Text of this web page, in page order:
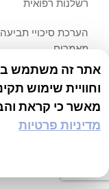
רשלנות רפואית
הערכת סיכויי תביעה
מאמרים
אודותינו
הצהרת נגישות
מפת אתר
מדיניות פרטיות
אתר זה משתמש
וחוויית שימוש
מאשר כי קראת
מדיניות פרטיות